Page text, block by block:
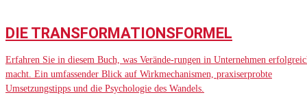
DIE TRANSFORMATIONSFORMEL
Erfahren Sie in diesem Buch, was Verände-rungen in Unternehmen
macht. Ein umfassender Blick auf Wirkmechanismen, praxiserprobte
Umsetzungstipps und die Psychologie des Wandels.